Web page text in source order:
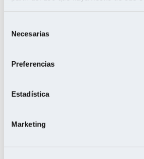
Necesarias
Preferencias
Estadística
Marketing
La revolución de los
6 de diciembre de 2024